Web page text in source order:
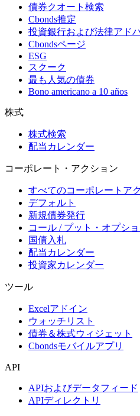
債券クオート検索
Cbonds推定
投資銀行および法律アド
Cbondsページ
ESG
スクーク
最も人気の債券
Bono americano a 10 años
株式
株式検索
配当カレンダー
コーポレート・アクション
すべてのコーポレートア
デフォルト
新規債券発行
コール / プット・オプシ
国債入札
配当カレンダー
投資家カレンダー
ツール
Excelアドイン
ウォッチリスト
債券＆株式ウィジェット
Cbondsモバイルアプリ
API
APIおよびデータフィード
APIディレクトリ